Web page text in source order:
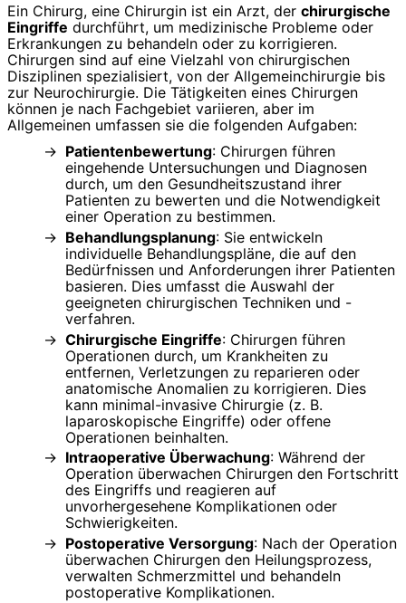
Ein Chirurg, eine Chirurgin ist ein Arzt, der chirurgische
Eingriffe durchführt, um medizinische Probleme oder
Erkrankungen zu behandeln oder zu korrigieren.
Chirurgen sind auf eine Vielzahl von chirurgischen
Disziplinen spezialisiert, von der Allgemeinchirurgie bis
zur Neurochirurgie. Die Tätigkeiten eines Chirurgen
können je nach Fachgebiet variieren, aber im
Allgemeinen umfassen sie die folgenden Aufgaben:
Patientenbewertung: Chirurgen führen
eingehende Untersuchungen und Diagnosen
durch, um den Gesundheitszustand ihrer
Patienten zu bewerten und die Notwendigkeit
einer Operation zu bestimmen.
Behandlungsplanung: Sie entwickeln
individuelle Behandlungspläne, die auf den
Bedürfnissen und Anforderungen ihrer Patienten
basieren. Dies umfasst die Auswahl der
geeigneten chirurgischen Techniken und -
verfahren.
Chirurgische Eingriffe: Chirurgen führen
Operationen durch, um Krankheiten zu
entfernen, Verletzungen zu reparieren oder
anatomische Anomalien zu korrigieren. Dies
kann minimal-invasive Chirurgie (z. B.
laparoskopische Eingriffe) oder offene
Operationen beinhalten.
Intraoperative Überwachung: Während der
Operation überwachen Chirurgen den Fortschritt
des Eingriffs und reagieren auf
unvorhergesehene Komplikationen oder
Schwierigkeiten.
Postoperative Versorgung: Nach der Operation
überwachen Chirurgen den Heilungsprozess,
verwalten Schmerzmittel und behandeln
postoperative Komplikationen.